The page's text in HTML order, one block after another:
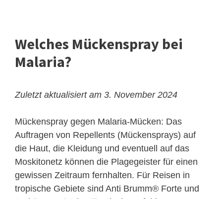
Welches Mückenspray bei
Malaria?
Zuletzt aktualisiert am 3. November 2024
Mückenspray gegen Malaria-Mücken: Das
Auftragen von Repellents (Mückensprays) auf
die Haut, die Kleidung und eventuell auf das
Moskitonetz können die Plagegeister für einen
gewissen Zeitraum fernhalten. Für Reisen in
tropische Gebiete sind Anti Brumm® Forte und